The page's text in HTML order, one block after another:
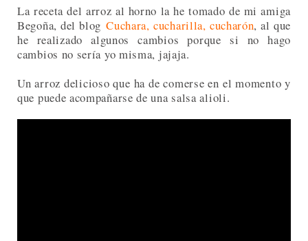
La receta del arroz al horno la he tomado de mi amiga
Begoña, del blogCuchara, cucharilla, cucharón, al que
he realizado algunos cambios porque si no hago
cambios no sería yo misma, jajaja.
Un arroz delicioso que ha de comerse en el momento y
que puede acompañarse de una salsa alioli.